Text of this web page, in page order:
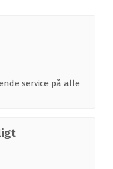
service på alle